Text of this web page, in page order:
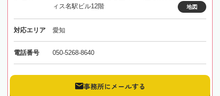
ィス名駅ビル12階
地図
対応エリア 愛知
電話番号 050-5268-8640
事務所にメールする